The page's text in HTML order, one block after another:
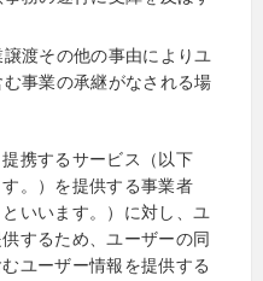
渡その他の事由によりユ
事業の承継がなされる場
携するサービス（以下
。）を提供する事業者
いいます。）に対し、ユ
するため、ユーザーの同
ユーザー情報を提供する